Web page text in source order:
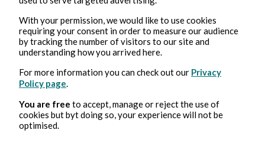
Feb 19, 2025 3 min read
Le Problème à Trois Corps - Saison 1
With your permission, we would like to use cookies
requiring your consent in order to measure our audience
by tracking the number of visitors to our site and
understanding how you arrived here.
For more information you can check out our Privacy
Policy page
You are free to accept, manage or reject the use of
cookies but byt doing so, your experience will not be
optimised.